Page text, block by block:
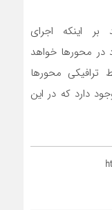
اینکه اجرای
محور‌ها خواهد
ترافیکی محور‌ها
دارد که در این